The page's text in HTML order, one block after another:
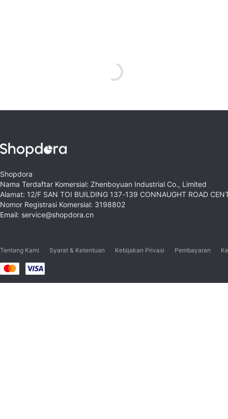
Shopdora
Nama Terdaftar Komersial: Zhenboyuan Industrial Co., Limited
Alamat: 12/F SAN TOI BUILDING 137-139 CONNAUGHT ROAD
Nomor Registrasi Komersial: 3198802
Email: service@shopdora.cn
Tentang Kami Syarat & Ketentuan Kebijakan Privasi Pembayaran